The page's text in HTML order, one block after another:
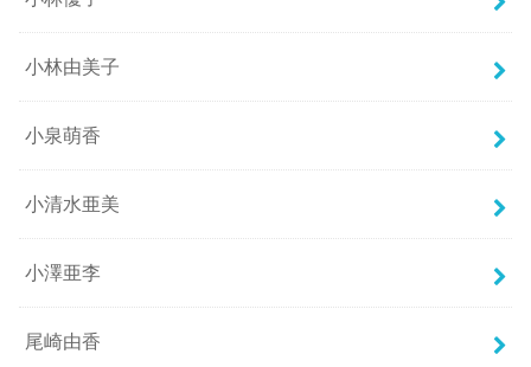
小林由美子
小泉萌香
小清水亜美
小澤亜李
尾崎由香